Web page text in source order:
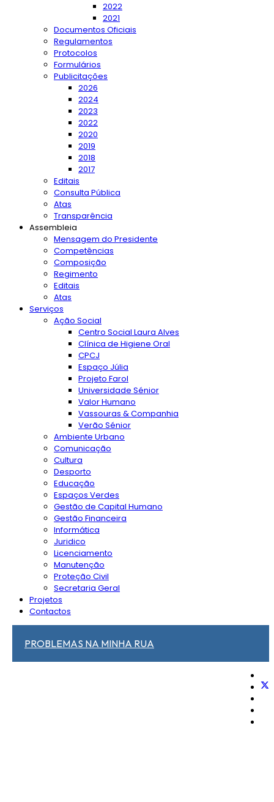
2022
2021
Documentos Oficiais
Regulamentos
Protocolos
Formulários
Publicitações
2026
2024
2023
2022
2020
2019
2018
2017
Editais
Consulta Pública
Atas
Transparência
Assembleia
Mensagem do Presidente
Competências
Composição
Regimento
Editais
Atas
Serviços
Ação Social
Centro Social Laura Alves
Clínica de Higiene Oral
CPCJ
Espaço Júlia
Projeto Farol
Universidade Sénior
Valor Humano
Vassouras & Companhia
Verão Sénior
Ambiente Urbano
Comunicação
Cultura
Desporto
Educação
Espaços Verdes
Gestão de Capital Humano
Gestão Financeira
Informática
Juridico
Licenciamento
Manutenção
Proteção Civil
Secretaria Geral
Projetos
Contactos
PROBLEMAS NA MINHA RUA